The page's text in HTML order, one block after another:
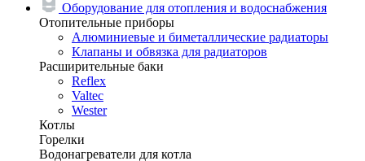
Оборудование для отопления и водоснабжения
Отопительные приборы
Алюминиевые и биметаллические радиаторы
Клапаны и обвязка для радиаторов
Расширительные баки
Reflex
Valtec
Wester
Котлы
Горелки
Водонагреватели для котла